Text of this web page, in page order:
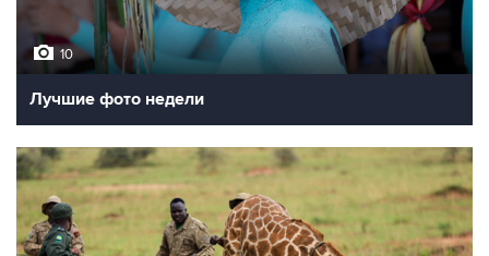
10
Лучшие фото недели